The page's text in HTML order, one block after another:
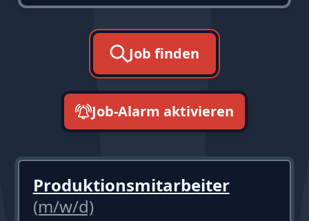
Job finden
Job-Alarm aktivieren
Produktionsmitarbeiter
(m/w/d)